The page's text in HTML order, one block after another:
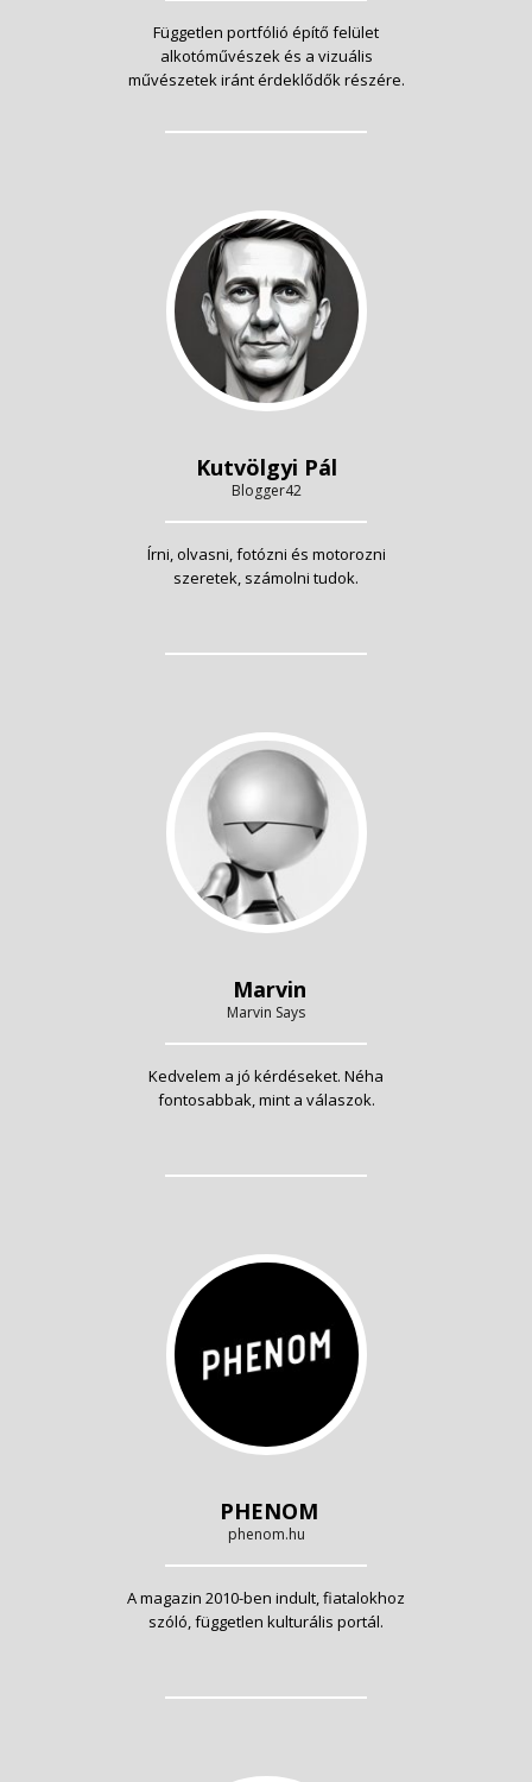
Független portfólió építő felület
alkotóművészek és a vizuális
művészetek iránt érdeklődők részére.
Kutvölgyi Pál
Blogger42
Írni, olvasni, fotózni és motorozni
szeretek, számolni tudok.
Marvin
Marvin Says
Kedvelem a jó kérdéseket. Néha
fontosabbak, mint a válaszok.
PHENOM
phenom.hu
A magazin 2010-ben indult, fiatalokhoz
szóló, független kulturális portál.